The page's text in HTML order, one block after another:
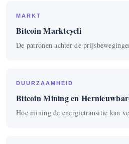
MARKT
Bitcoin Marktcycli
De patronen achter de
DUURZAAMHEID
Bitcoin Mining en
Hoe mining de energietransitie kan